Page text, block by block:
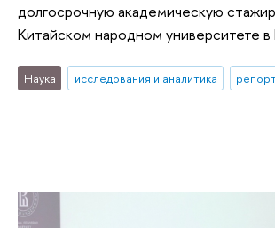
долгосрочную академическую
Китайском народном университете
Наука исследования и аналитика